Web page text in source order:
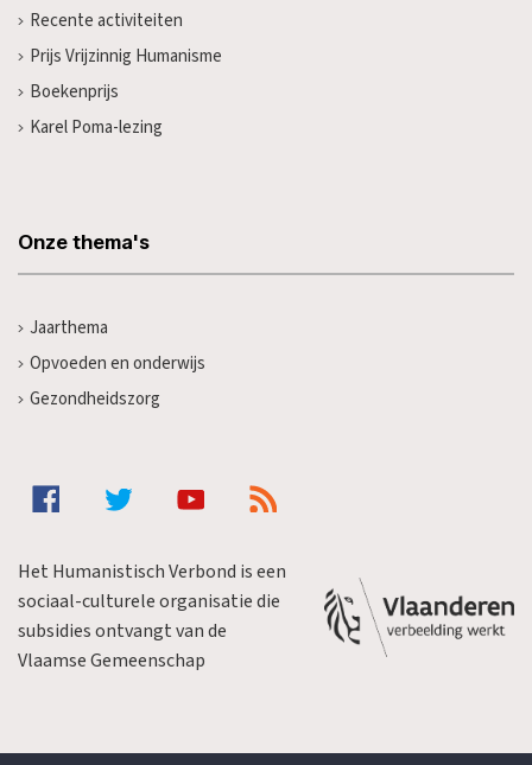
Recente activiteiten
Prijs Vrijzinnig Humanisme
Boekenprijs
Karel Poma-lezing
Onze thema's
Jaarthema
Opvoeden en onderwijs
Gezondheidszorg
Het Humanistisch Verbond is een
sociaal-culturele organisatie die
subsidies ontvangt van de
Vlaamse Gemeenschap